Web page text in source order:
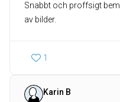
Snabbt och proffsigt
av bilder.
1
Karin B